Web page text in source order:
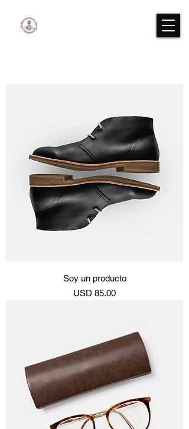
Soy un producto
Precio
USD 85.00